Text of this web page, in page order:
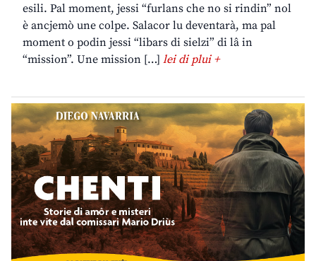
esili. Pal moment, jessi “furlans che no si rindin” nol
è ancjemò une colpe. Salacor lu deventarà, ma pal
moment o podin jessi “libars di sielzi” di lâ in
“mission”. Une mission […] lei di plui +